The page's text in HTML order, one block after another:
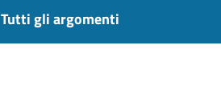
Tutti gli argomenti